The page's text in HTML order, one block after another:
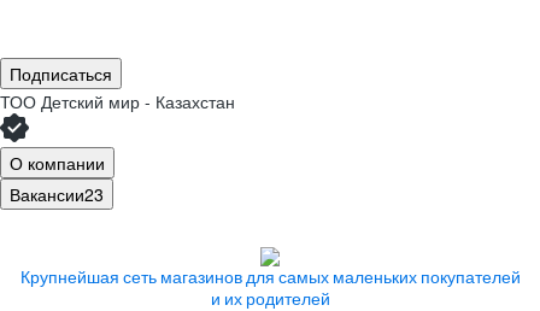
Подписаться
ТОО Детский мир - Казахстан
О компании
Вакансии23
Крупнейшая сеть магазиновдля самых маленьких покупателей
и их родителей